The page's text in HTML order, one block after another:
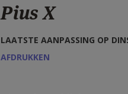
Pius X
LAATSTE AANPASSING OP
AFDRUKKEN